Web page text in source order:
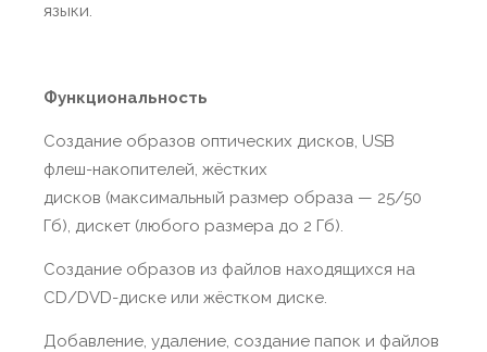
языки.
Функциональность
Создание образов оптических дисков, USB
флеш-накопителей, жёстких
дисков (максимальный размер образа — 25/50
Гб), дискет (любого размера до 2 Гб).
Создание образов из файлов находящихся на
CD/DVD-диске или жёстком диске.
Добавление, удаление, создание папок и файлов